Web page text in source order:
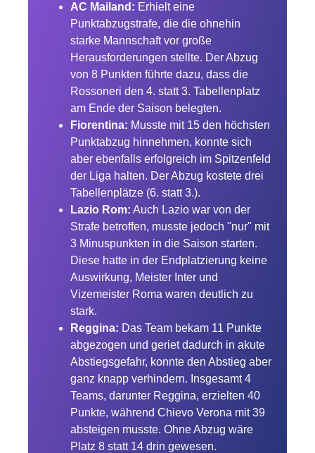
AC Mailand: Erhielt eine
Punktabzugstrafe, die die ohnehin
starke Mannschaft vor große
Herausforderungen stellte. Der Abzug
von 8 Punkten führte dazu, dass die
Rossoneri den 4. statt 3. Tabellenplatz
am Ende der Saison belegten.
Fiorentina: Musste mit 15 den höchsten
Punktabzug hinnehmen, konnte sich
aber ebenfalls erfolgreich im Spitzenfeld
der Liga halten. Der Abzug kostete drei
Tabellenplätze (6. statt 3.).
Lazio Rom: Auch Lazio war von der
Strafe betroffen, musste jedoch "nur" mit
3 Minuspunkten in die Saison starten.
Diese hatte in der Endplatzierung keine
Auswirkung, Meister Inter und
Vizemeister Roma waren deutlich zu
stark.
Reggina: Das Team bekam 11 Punkte
abgezogen und geriet dadurch in akute
Abstiegsgefahr, konnte den Abstieg aber
ganz knapp verhindern. Insgesamt 4
Teams, darunter Reggina, erzielten 40
Punkte, während Chievo Verona mit 39
absteigen musste. Ohne Abzug wäre
Platz 8 statt 14 drin gewesen.